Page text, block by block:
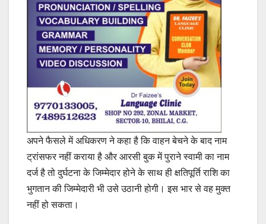
अपने फैसले में अधिकरण ने कहा है कि वाहन बेचने के बाद नाम
ट्रांसफर नहीं कराया है और आरसी बुक में पुराने स्वामी का नाम
दर्ज है तो दुर्घटना के जिम्मेदार होने के साथ ही क्षतिपूर्ति राशि का
भुगतान की जिम्मेदारी भी उसे उठानी होगी। इस भार से वह मुक्त
नहीं हो सकता।